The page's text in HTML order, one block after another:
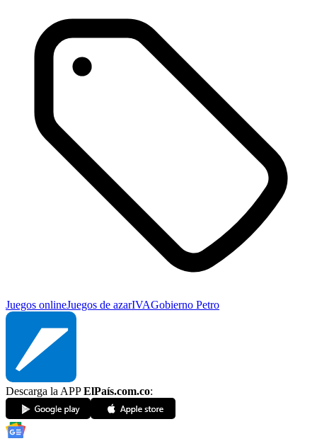
Juegos onlineJuegos de azarIVAGobierno Petro
Descarga la APPElPaís.com.co: